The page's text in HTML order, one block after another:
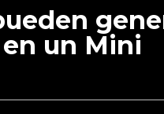
un Mini